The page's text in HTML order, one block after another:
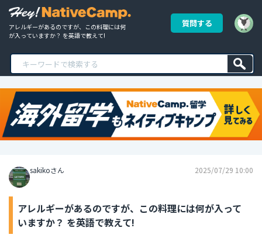
アレルギーがあるのですが、この料理には何
が入っていますか？ を英語で教えて!
質問する
sakikoさん 2025/07/29 10:00
アレルギーがあるのですが、この料理には何が入って
いますか？ を英語で教えて!